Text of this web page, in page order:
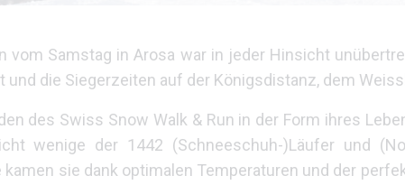
vom Samstag in Arosa war in jeder Hinsicht
die Siegerzeiten auf der Königsdistanz, dem
des Swiss Snow Walk & Run in der Form ihres
wenige der 1442 (Schneeschuh-)Läufer und
sie dank optimalen Temperaturen und der